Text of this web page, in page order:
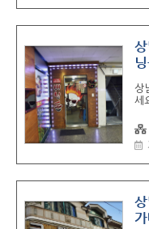
냥
어
오
첫
냉
먹
상
세
동
니
들
요
사
가
쪽